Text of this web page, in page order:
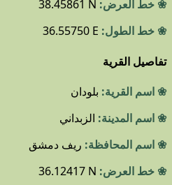
❀ خط العرض: 38.45861 N
❀ خط الطول: 36.55750 E
تفاصيل القرية
❀ اسم القرية: بلودان
❀ اسم المدينة: الزبداني
❀ اسم المحافظة: ريف دمشق
❀ خط العرض: 36.12417 N